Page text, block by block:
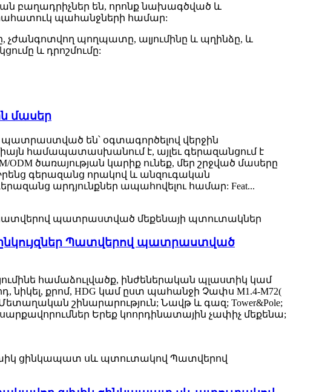
բաղադրիչներ են, որոնք նախագծված և
պահանջների համար:
չժանգոտվող պողպատը, ալյումինը և պղինձը, և
և դրոշմումը:
մասեր
են՝ օգտագործելով վերջին
համապատասխանում է, այլեւ գերազանցում է
ծառայության կարիք ունեք, մեր շրջված մասերը
Իրենց գերազանց որակով և անզուգական
արդյունքներ ապահովելու համար: Feat...
Պատվերով պատրաստված
համաձուլվածք, ինժեներական պլաստիկ կամ
քրոմ, HDG կամ ըստ պահանջի Չափս M1.4-M72(
շինարարություն; Նավթ և գազ; Tower&Pole;
Երեք կոորդինատային չափիչ մեքենա;